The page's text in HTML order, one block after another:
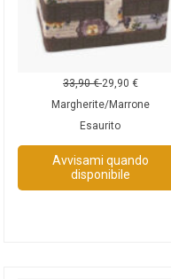
33,90€ 29,90 €
Margherite/Marrone
Esaurito
Avvisami quando
disponibile